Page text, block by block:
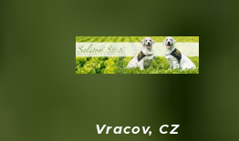
Vracov, CZ